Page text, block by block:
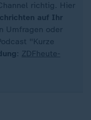
richtig. Hier
auf Ihr
Umfragen oder
"Kurze
: ZDFheute-